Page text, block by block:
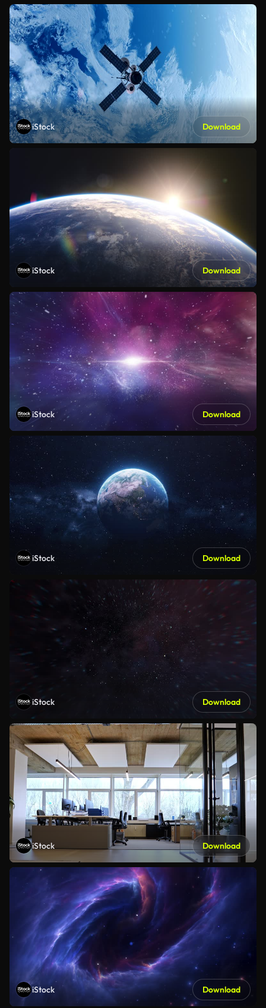
iStock Download
iStock Download
iStock Download
iStock Download
iStock Download
iStock Download
iStock Download